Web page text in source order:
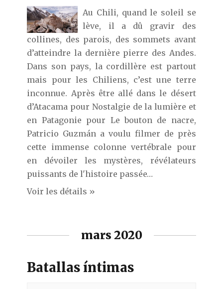
Au Chili, quand le soleil se
lève, il a dû gravir des
collines, des parois, des sommets avant
d’atteindre la dernière pierre des Andes.
Dans son pays, la cordillère est partout
mais pour les Chiliens, c’est une terre
inconnue. Après être allé dans le désert
d’Atacama pour Nostalgie de la lumière et
en Patagonie pour Le bouton de nacre,
Patricio Guzmán a voulu filmer de près
cette immense colonne vertébrale pour
en dévoiler les mystères, révélateurs
puissants de l'histoire passée…
Voir les détails »
mars 2020
Batallas íntimas